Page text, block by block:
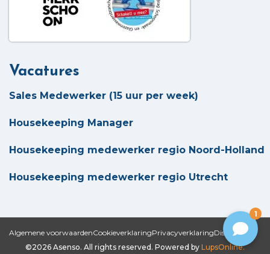
Vacatures
Sales Medewerker (15 uur per week)
Housekeeping Manager
Housekeeping medewerker regio Noord-Holland
Housekeeping medewerker regio Utrecht
©2026 Asenso. All rights reserved. Powered by LupsOnline.
Algemene voorwaardenCookieverklaringPrivacyverklaringDisclaimer
1